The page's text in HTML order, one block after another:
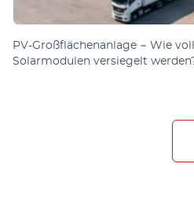
PV-Großflächenanlage − Wie
Solarmodulen versiegelt